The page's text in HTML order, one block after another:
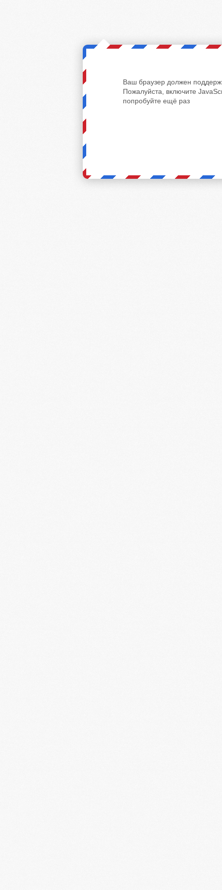
Ваш браузер должен
Пожалуйста, включите
попробуйте ещё раз